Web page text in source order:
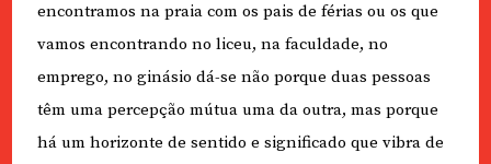
encontramos na praia com os pais de férias ou os que
vamos encontrando no liceu, na faculdade, no
emprego, no ginásio dá-se não porque duas pessoas
têm uma percepção mútua uma da outra, mas porque
há um horizonte de sentido e significado que vibra de